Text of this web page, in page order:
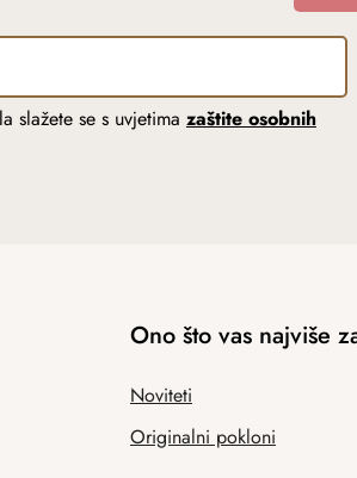
slažete se s uvjetima zaštite osobnih
Ono što vas najviše
Noviteti
Originalni pokloni